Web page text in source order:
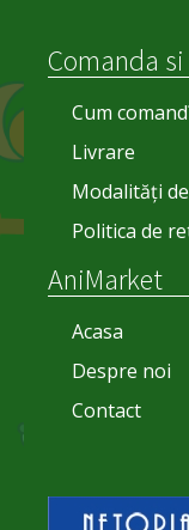
Comanda
Cum
Livrare
Modalități
Politica de
AniMarket
Acasa
Despre noi
Contact